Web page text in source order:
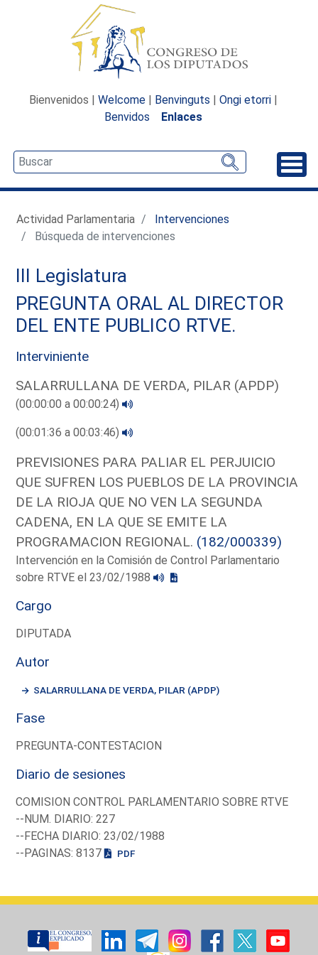
Bienvenidos | Welcome | Benvinguts | Ongi etorri |
Benvidos
Enlaces
Actividad Parlamentaria
Intervenciones
Búsqueda de intervenciones
III Legislatura
PREGUNTA ORAL AL DIRECTOR
DEL ENTE PUBLICO RTVE.
Interviniente
SALARRULLANA DE VERDA, PILAR (APDP)
(00:00:00 a 00:00:24)
(00:01:36 a 00:03:46)
PREVISIONES PARA PALIAR EL PERJUICIO
QUE SUFREN LOS PUEBLOS DE LA PROVINCIA
DE LA RIOJA QUE NO VEN LA SEGUNDA
CADENA, EN LA QUE SE EMITE LA
PROGRAMACION REGIONAL. (182/000339)
Intervención en la Comisión de Control Parlamentario
sobre RTVE el 23/02/1988
Cargo
DIPUTADA
Autor
SALARRULLANA DE VERDA, PILAR (APDP)
Fase
PREGUNTA-CONTESTACION
Diario de sesiones
COMISION CONTROL PARLAMENTARIO SOBRE RTVE
--NUM. DIARIO: 227
--FECHA DIARIO: 23/02/1988
--PAGINAS: 8137
PDF